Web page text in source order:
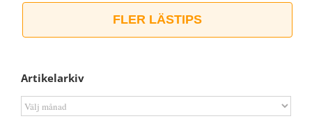
FLER LÄSTIPS
Artikelarkiv
Artikelarkiv